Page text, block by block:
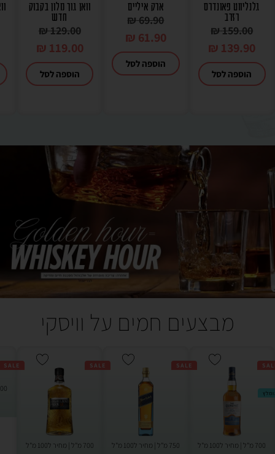
גלנליווט פאונדרס
רזרב
159.00
₪
139.90
₪
הוספה לסל
ארק איליים
69.90
₪
61.90
₪
הוספה לסל
וואן גוך מלון בקבוק
חדש
129.00
₪
119.00
₪
הוספה לסל
מבצעים חמים על וויסקי
700 מ"ל | מחיר ל100 מ"ל
SALE
750 מ"ל | מחיר ל100 מ"ל
SALE
700 מ"ל | מחיר ל100 מ"ל
SALE